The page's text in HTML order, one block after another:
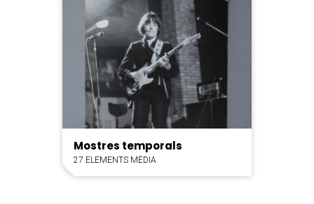
Mostres temporals
27 ELEMENTS MÈDIA